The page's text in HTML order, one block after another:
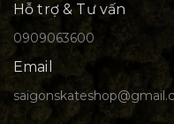
Hỗ trợ & Tư vấn
0909063600
Email